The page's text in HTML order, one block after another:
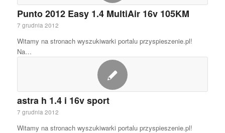
Punto 2012 Easy 1.4 MultiAir 16v 105KM
7 grudnia 2012
Witamy na stronach wyszukiwarki portalu przyspieszenie.pl!
Na…
astra h 1.4 i 16v sport
7 grudnia 2012
Witamy na stronach wyszukiwarki portalu przyspieszenie.pl!